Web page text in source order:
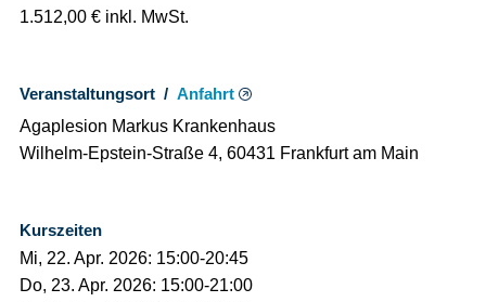
1.512,00 € inkl. MwSt.
Veranstaltungsort /Anfahrt
Agaplesion Markus Krankenhaus
Wilhelm-Epstein-Straße 4, 60431 Frankfurt am Main
Kurszeiten
Mi, 22. Apr. 2026: 15:00-20:45
Do, 23. Apr. 2026: 15:00-21:00